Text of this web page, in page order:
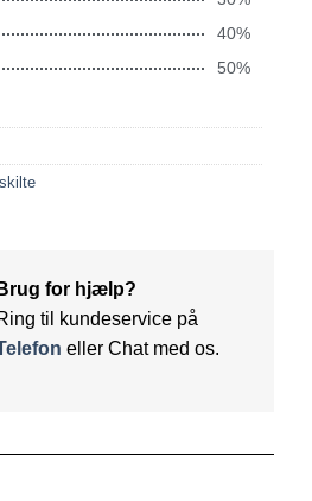
40%
50%
Brug for hjælp?
til kundeservice på
eller Chat med os.